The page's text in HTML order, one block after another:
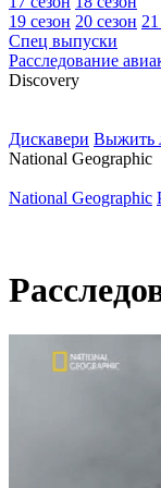
19 сезон 20 сезон
Спец выпуски
Расследование
Discovery
Дискавери Выжить
National Geographic
National Geographic